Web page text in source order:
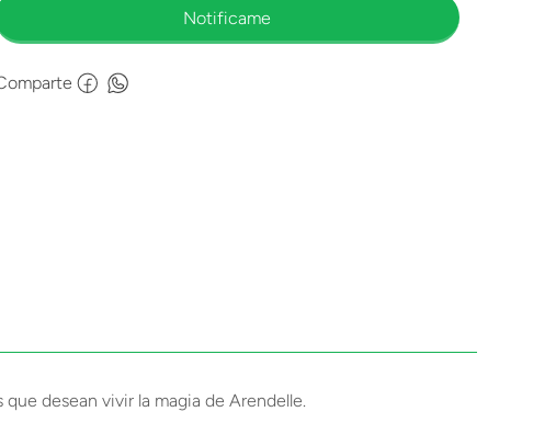
desean vivir la magia de Arendelle.